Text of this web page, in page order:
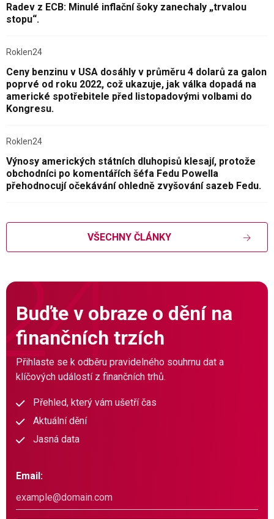
Radev z ECB: Minulé inflační šoky zanechaly „trvalou
stopu“.
Roklen24
Ceny benzinu v USA dosáhly v průměru 4 dolarů za galon
poprvé od roku 2022, což ukazuje, jak válka dopadá na
americké spotřebitele před listopadovými volbami do
Kongresu.
Roklen24
Výnosy amerických státních dluhopisů klesají, protože
obchodníci po komentářích šéfa Fedu Powella
přehodnocují očekávání ohledně zvyšování sazeb Fedu.
VŠECHNY ČLÁNKY
Buďte v obraze o dění na
finančních trzích
Přihlaste se k odběru pravidelného souhrnu dat a
klíčových událostí z finančních trhů.
Přehled, který vám ušetří čas
Aktuální dění
Jasná data
Email: